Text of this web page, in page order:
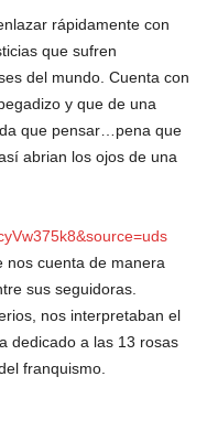
rápidamente con
que sufren
del mundo. Cuenta con
y que de una
que pensar…pena que
abrian los ojos de una
nos cuenta de manera
sus seguidoras.
nos interpretaban el
dedicado a las 13 rosas
franquismo.